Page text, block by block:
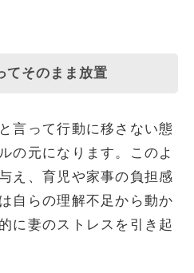
てそのまま放置
言って行動に移さない態
の元になります。このよ
え、育児や家事の負担感
自らの理解不足から動か
に妻のストレスを引き起